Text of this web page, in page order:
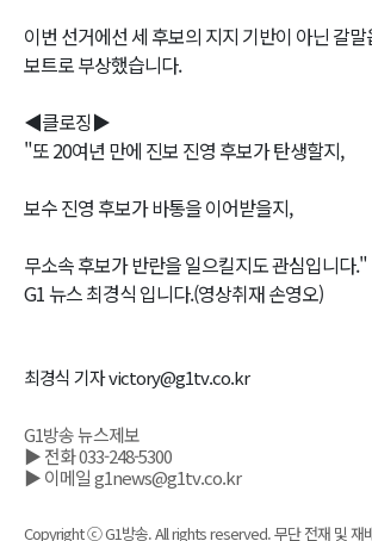
이번 선거에선 세 후보의 지지 기반이 아닌 갈
보트로 부상했습니다.
◀클로징▶
"또 20여년 만에 진보 진영 후보가 탄생할지,
보수 진영 후보가 바통을 이어받을지,
무소속 후보가 반란을 일으킬지도 관심입니다."
G1 뉴스 최경식 입니다.(영상취재 손영오)
최경식 기자 victory@g1tv.co.kr
G1방송 뉴스제보
▶ 전화 033-248-5300
▶ 이메일 g1news@g1tv.co.kr
Copyright ⓒ G1방송. All rights reserved. 무단 전재 및 재